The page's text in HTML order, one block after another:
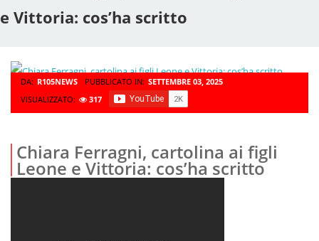
e Vittoria: cos’ha scritto
DA: R105NEWS PUBBLICATO IN: SETTEMBRE 03, 2025
VISUALIZZATO:
317
Chiara Ferragni, cartolina ai figli
Leone e Vittoria: cos’ha scritto